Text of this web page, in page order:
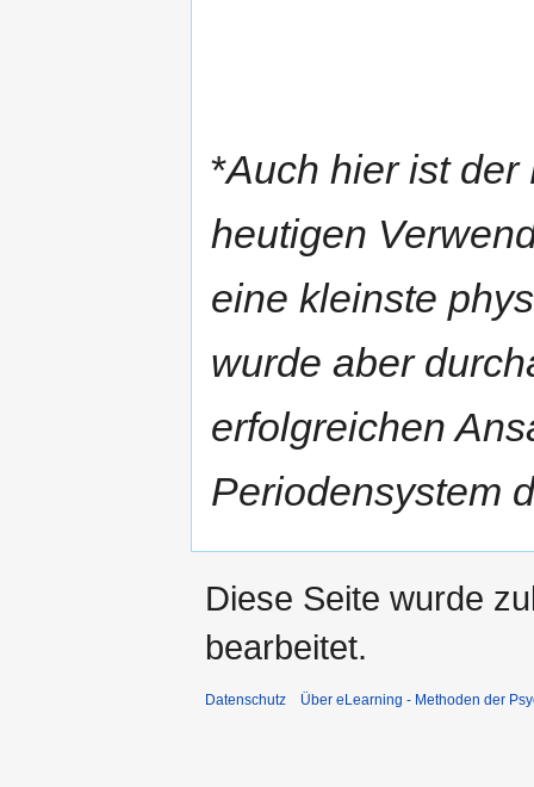
*Auch hier ist der
heutigen
eine kleinste
wurde aber
erfolgreichen
Periodensystem
Diese Seite wurde
bearbeitet.
Datenschutz Über eLearning - Methoden der